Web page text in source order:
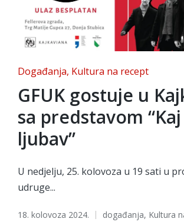
Posted
in
Događanja Kultura na recept
GFUK gostuje u
sa predstavom
ljubav”
U nedjelju, 25. kolovoza u 19 sati u
udruge...
18. kolovoza 2024.
Tags: događanja, Kultura